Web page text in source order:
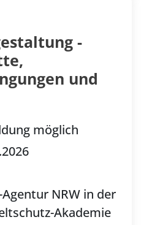
-
und
möglich
Agentur NRW in der
Akademie